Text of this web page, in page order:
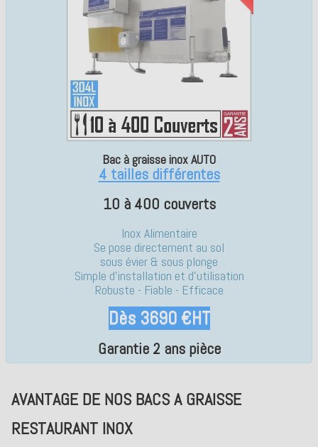
Bac à graisse inox AUTO
4 tailles différentes
10 à 400 couverts
Inox Alimentaire
Se pose directement au sol
sous évier & sous plonge
Simple d'installation et d'utilisation
Robuste - Fiable - Efficace
Dès 3690 €HT
Garantie 2 ans pièce
AVANTAGE DE NOS BACS A GRAISSE
RESTAURANT INOX